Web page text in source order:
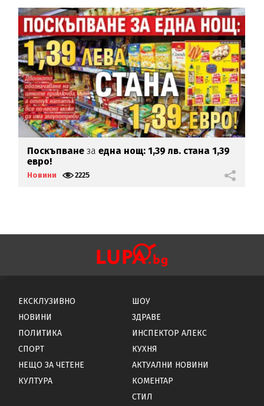
Поскъпване за една нощ: 1,39 лв. стана 1,39
евро!
Новини 2225
ЕКСКЛУЗИВНО
НОВИНИ
ПОЛИТИКА
СПОРТ
НЕЩО ЗА ЧЕТЕНЕ
КУЛТУРА
ШОУ
ЗДРАВЕ
ИНСПЕКТОР АЛЕКС
КУХНЯ
АКТУАЛНИ НОВИНИ
КОМЕНТАР
СТИЛ